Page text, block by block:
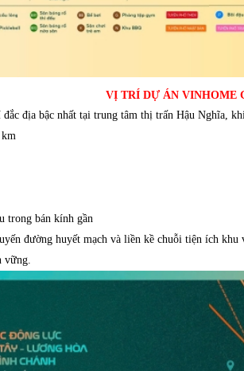
VỊ TRÍ DỰ ÁN VINHOME
địa bậc nhất tại trung tâm thị trấn Hậu Nghĩa,
trong bán kính gần
đường huyết mạch và liền kề chuỗi tiện ích
vững.